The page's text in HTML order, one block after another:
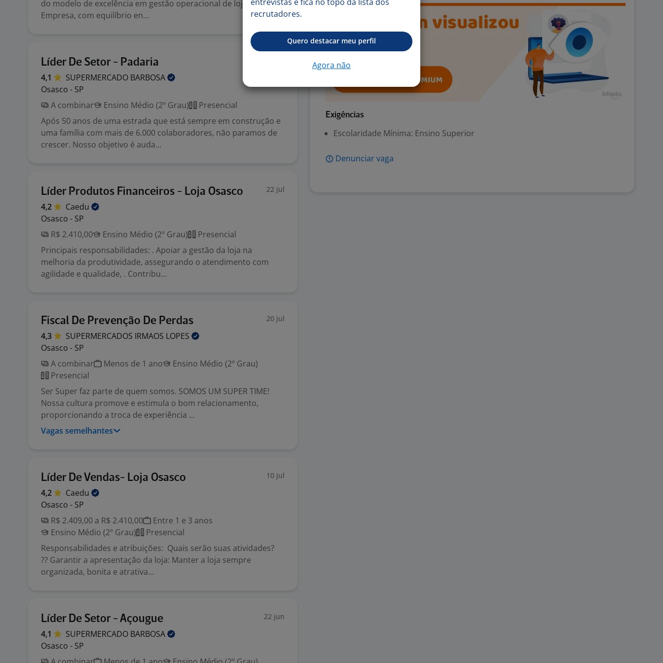
do modelo de excelência em gestão operacional de lojas da
Empresa, com equilíbrio en...
Líder De Setor - Padaria
4,1 SUPERMERCADO BARBOSA
Osasco - SP
A combinar
Ensino Médio (2º Grau)
Presencial
Após 50 anos de uma estrada que está sempre em construção e
uma família com mais de 6.000 colaboradores, não paramos de
crescer. Nosso objetivo é auda...
Líder Produtos Financeiros - Loja Osasco 22 jul
4,2
Caedu
Osasco - SP
R$ 2.410,00
Ensino Médio (2º Grau)
Presencial
Principais responsabilidades: . Apoiar a gestão da loja na
melhoria da produtividade, assegurando o atendimento com
agilidade e qualidade, . Contribu...
Fiscal De Prevenção De Perdas 20 jul
4,3 SUPERMERCADOS IRMAOS LOPES
Osasco - SP
A combinar
Menos de 1 ano
Ensino Médio (2º Grau)
Presencial
Ser Super faz parte de quem somos. SOMOS UM SUPER TIME!
Nossa cultura promove e estimula o bom relacionamento,
proporcionando a troca de experiência ...
Vagas semelhantes
Líder De Vendas- Loja Osasco 10 jul
4,2
Caedu
Osasco - SP
R$ 2.409,00 a R$ 2.410,00
Entre 1 e 3 anos
Ensino Médio (2º Grau)
Presencial
Responsabilidades e atribuições: Quais serão suas atividades?
?? Garantir a apresentação da loja: Manter a loja sempre
organizada, bonita e atrativa...
Líder De Setor - Açougue 22 jun
4,1 SUPERMERCADO BARBOSA
Osasco - SP
Exigências
Escolaridade Mínima: Ensino Superior
Denunciar vaga
recrutadores.
Quero destacar meu perfil
Agora não